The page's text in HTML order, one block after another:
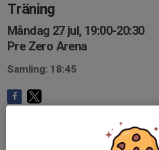
Träning
Måndag 27 jul, 19:00-20:30
Pre Zero Arena
Samling: 18:45